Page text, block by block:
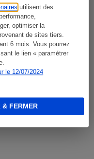
utilisent des
optimiser la
de sites tiers.
6 mois. Vous pourrez
le lien « paramétrer
le 12/07/2024
& FERMER